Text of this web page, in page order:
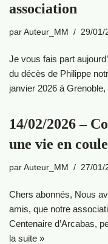
association
par Auteur_MM 29/01/
Je vous fais part
du décès de Philippe
janvier 2026 à
14/02/2026 –
une vie en
par Auteur_MM 27/01/
Chers abonnés, Nous
amis, que notre
Centenaire d’Arcabas,
la suite »